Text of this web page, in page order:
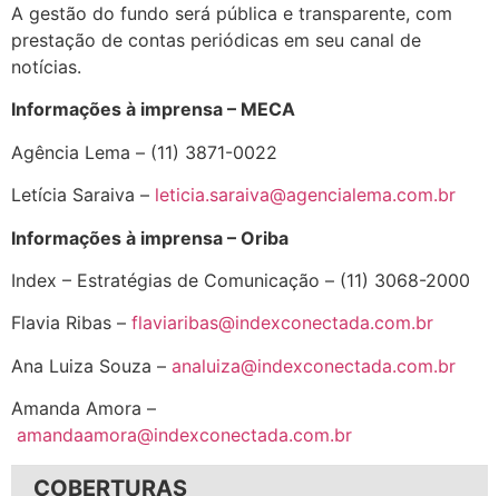
A gestão do fundo será pública e transparente, com
prestação de contas periódicas em seu canal de
notícias.
Informações à imprensa – MECA
Agência Lema – (11) 3871-0022
Letícia Saraiva – leticia.saraiva@agencialema.com.br
Informações à imprensa – Oriba
Index – Estratégias de Comunicação – (11) 3068-2000
Flavia Ribas – flaviaribas@indexconectada.com.br
Ana Luiza Souza – analuiza@indexconectada.com.br
Amanda Amora –
amandaamora@indexconectada.com.br
COBERTURAS